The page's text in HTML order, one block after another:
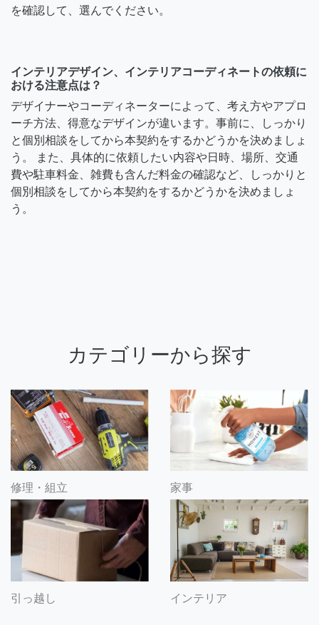
を確認して、選んでください。
インテリアデザイン、インテリアコーディネートの依頼に
おける注意点は？
デザイナーやコーディネーターによって、考え方やアプロ
ーチ方法、得意なデザインが違います。事前に、しっかり
と個別相談をしてから本契約をするかどうかを決めましょ
う。 また、具体的に依頼したい内容や日時、場所、交通
費や駐車料金、雑費も含んだ料金の確認など、しっかりと
個別相談をしてから本契約をするかどうかを決めましょ
う。
カテゴリーから探す
修理・組立 家事
引っ越し インテリア